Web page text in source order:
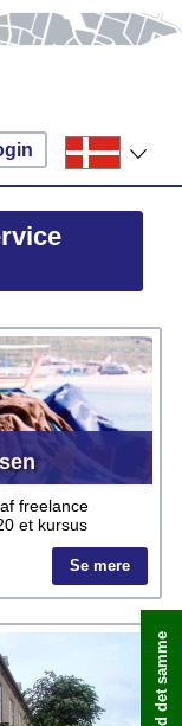
freelance
et kursus
Se mere